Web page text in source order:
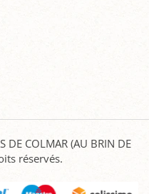
DE COLMAR (AU BRIN DE
réservés.